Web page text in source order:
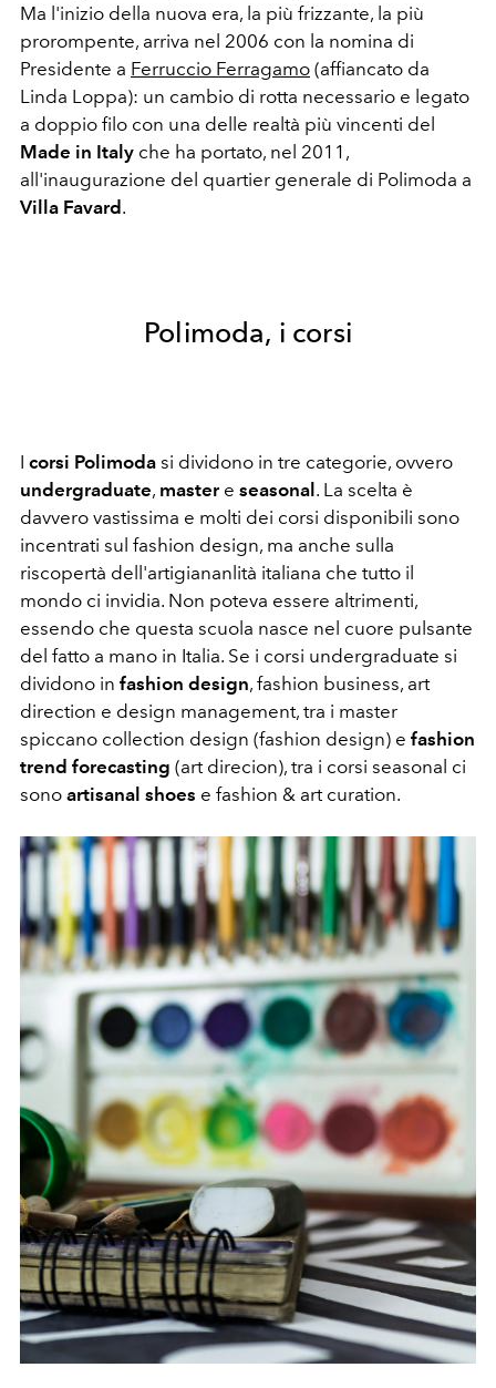
Ma l'inizio della nuova era, la più frizzante, la più
prorompente, arriva nel 2006 con la nomina di
Presidente a Ferruccio Ferragamo (affiancato da
Linda Loppa): un cambio di rotta necessario e legato
a doppio filo con una delle realtà più vincenti del
Made in Italy che ha portato, nel 2011,
all'inaugurazione del quartier generale di Polimoda a
Villa Favard.
Polimoda, i corsi
I corsi Polimoda si dividono in tre categorie, ovvero
undergraduate, master e seasonal. La scelta è
davvero vastissima e molti dei corsi disponibili sono
incentrati sul fashion design, ma anche sulla
riscopertà dell'artigiananlità italiana che tutto il
mondo ci invidia. Non poteva essere altrimenti,
essendo che questa scuola nasce nel cuore pulsante
del fatto a mano in Italia. Se i corsi undergraduate si
dividono in fashion design, fashion business, art
direction e design management, tra i master
spiccano collection design (fashion design) e fashion
trend forecasting (art direcion), tra i corsi seasonal ci
sono artisanal shoes e fashion & art curation.